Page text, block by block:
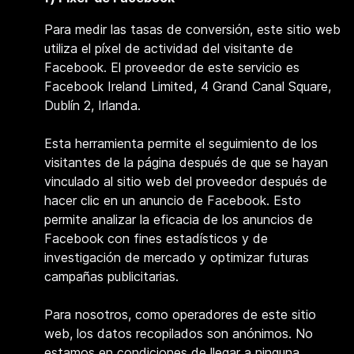
Para medir las tasas de conversión, este sitio web
utiliza el píxel de actividad del visitante de
Facebook. El proveedor de este servicio es
Facebook Ireland Limited, 4 Grand Canal Square,
Dublín 2, Irlanda.
Esta herramienta permite el seguimiento de los
visitantes de la página después de que se hayan
vinculado al sitio web del proveedor después de
hacer clic en un anuncio de Facebook. Esto
permite analizar la eficacia de los anuncios de
Facebook con fines estadísticos y de
investigación de mercado y optimizar futuras
campañas publicitarias.
Para nosotros, como operadores de este sitio
web, los datos recopilados son anónimos. No